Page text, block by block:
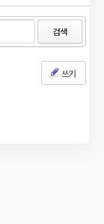
검색
쓰기